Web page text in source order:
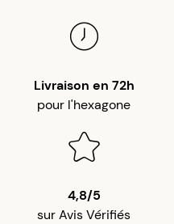
Livraison en 72h
pour l'hexagone
4,8/5
sur Avis Vérifiés